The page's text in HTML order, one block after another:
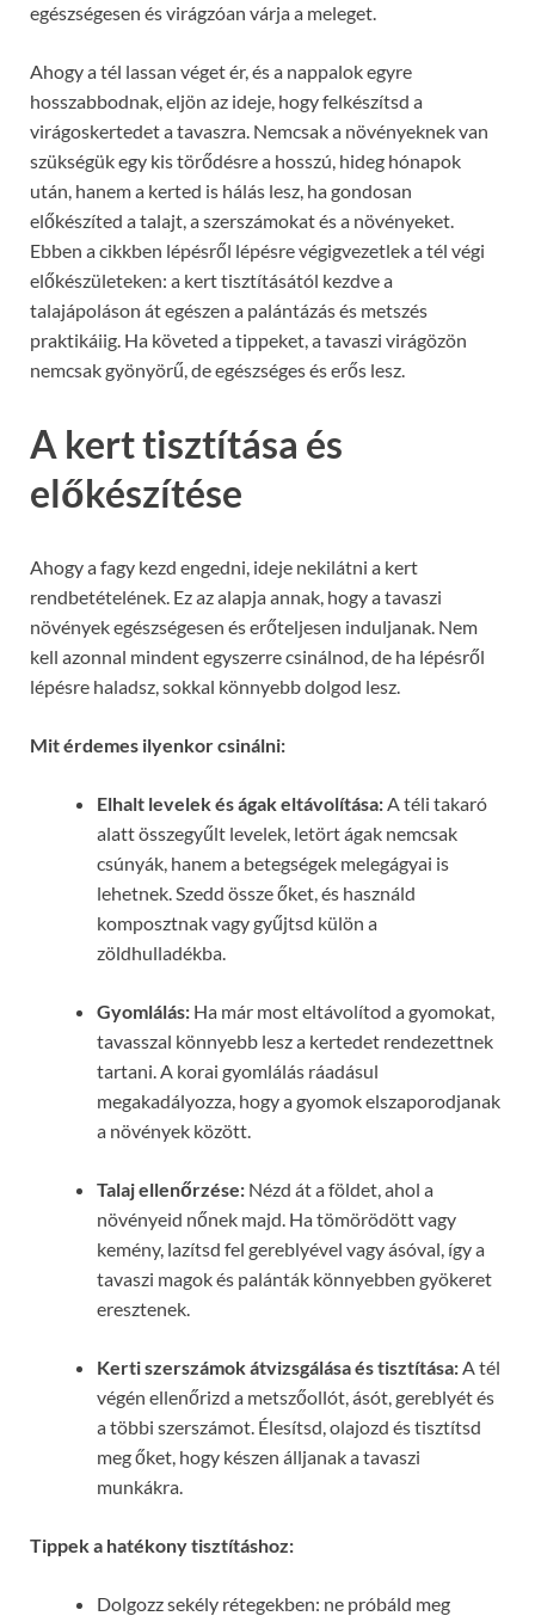
egészségesen és virágzóan várja a meleget.
Ahogy a tél lassan véget ér, és a nappalok egyre
hosszabbodnak, eljön az ideje, hogy felkészítsd a
virágoskertedet a tavaszra. Nemcsak a növényeknek van
szükségük egy kis törődésre a hosszú, hideg hónapok
után, hanem a kerted is hálás lesz, ha gondosan
előkészíted a talajt, a szerszámokat és a növényeket.
Ebben a cikkben lépésről lépésre végigvezetlek a tél végi
előkészületeken: a kert tisztításától kezdve a
talajápoláson át egészen a palántázás és metszés
praktikáiig. Ha követed a tippeket, a tavaszi virágözön
nemcsak gyönyörű, de egészséges és erős lesz.
A kert tisztítása és
előkészítése
Ahogy a fagy kezd engedni, ideje nekilátni a kert
rendbetételének. Ez az alapja annak, hogy a tavaszi
növények egészségesen és erőteljesen induljanak. Nem
kell azonnal mindent egyszerre csinálnod, de ha lépésről
lépésre haladsz, sokkal könnyebb dolgod lesz.
Mit érdemes ilyenkor csinálni:
Elhalt levelek és ágak eltávolítása:A téli takaró
alatt összegyűlt levelek, letört ágak nemcsak
csúnyák, hanem a betegségek melegágyai is
lehetnek. Szedd össze őket, és használd
komposztnak vagy gyűjtsd külön a
zöldhulladékba.
Gyomlálás: Ha már most eltávolítod a gyomokat,
tavasszal könnyebb lesz a kertedet rendezettnek
tartani. A korai gyomlálás ráadásul
megakadályozza, hogy a gyomok elszaporodjanak
a növények között.
Talaj ellenőrzése: Nézd át a földet, ahol a
növényeid nőnek majd. Ha tömörödött vagy
kemény, lazítsd fel gereblyével vagy ásóval, így a
tavaszi magok és palánták könnyebben gyökeret
eresztenek.
Kerti szerszámok átvizsgálása és tisztítása:A tél
végén ellenőrizd a metszőollót, ásót, gereblyét és
a többi szerszámot. Élesítsd, olajozd és tisztítsd
meg őket, hogy készen álljanak a tavaszi
munkákra.
Tippek a hatékony tisztításhoz:
Dolgozz sekély rétegekben: ne próbáld meg